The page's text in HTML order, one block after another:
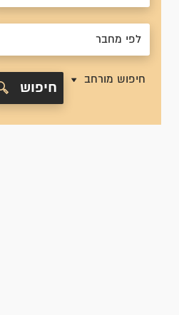
חיפוש מורחב
חיפוש